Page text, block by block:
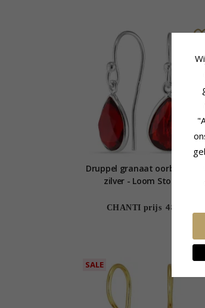
Druppel granaat oorbellen in
zilver - Loom Stones
CHANTI prijs 48,-
SALE